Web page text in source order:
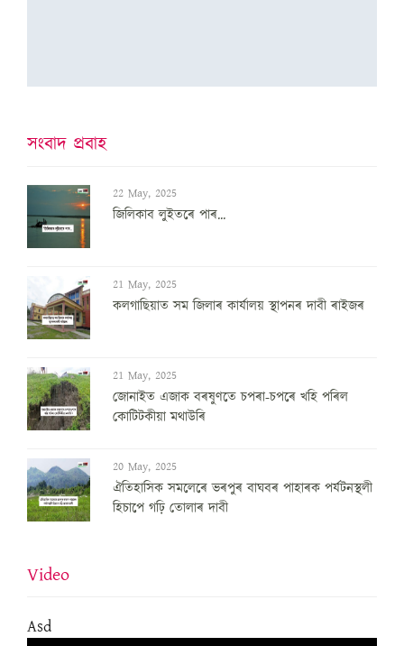
সংবাদ প্ৰবাহ
22 May, 2025
জিলিকাব লুইতৰে পাৰ...
21 May, 2025
কলগাছিয়াত সম জিলাৰ কাৰ্যালয় স্থাপনৰ দাবী ৰাইজৰ
21 May, 2025
জোনাইত এজাক বৰষুণতে চপৰা-চপৰে খহি পৰিল
কোটিটকীয়া মথাউৰি
20 May, 2025
ঐতিহাসিক সমলেৰে ভৰপুৰ বাঘবৰ পাহাৰক পৰ্যটনস্থলী
হিচাপে গঢ়ি তোলাৰ দাবী
Video
Asd